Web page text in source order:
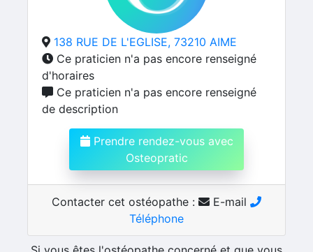
138 RUE DE L'EGLISE, 73210 AIME
Ce praticien n'a pas encore renseigné
d'horaires
Ce praticien n'a pas encore renseigné
de description
Prendre rendez-vous avec
Osteopratic
Contacter cet ostéopathe :
E-mail
Téléphone